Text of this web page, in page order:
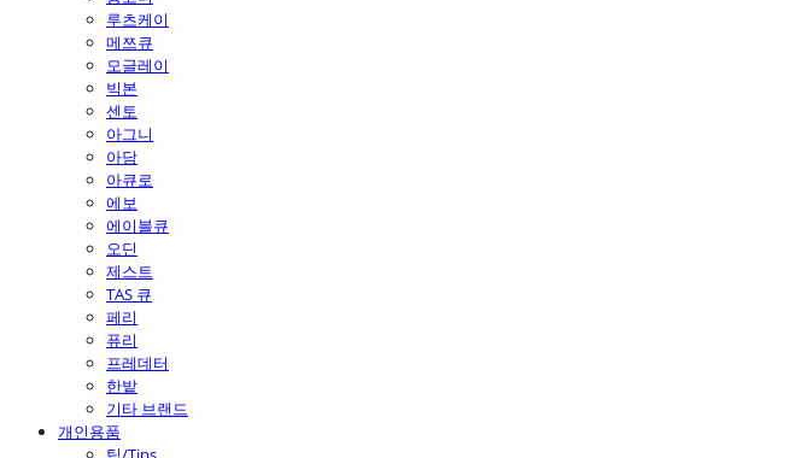
루츠케이
메쯔큐
모글레이
빅본
센토
아그니
아담
아큐로
에보
에이블큐
오딘
제스트
TAS 큐
페리
퓨리
프레데터
한밭
기타 브랜드
개인용품